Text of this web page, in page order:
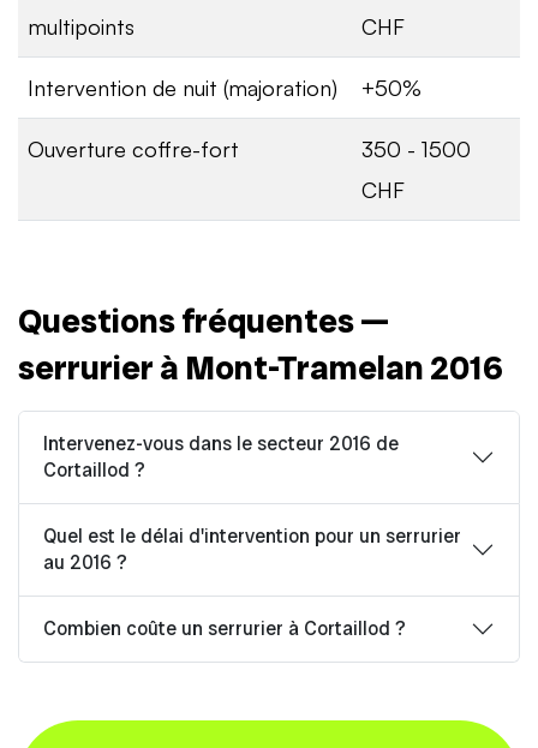
multipoints
CHF
Intervention de nuit (majoration) +50%
Ouverture coffre-fort
350 - 1500
CHF
Questions fréquentes —
serrurier à Mont-Tramelan 2016
Intervenez-vous dans le secteur 2016 de
Cortaillod ?
Quel est le délai d'intervention pour un serrurier
au 2016 ?
Combien coûte un serrurier à Cortaillod ?